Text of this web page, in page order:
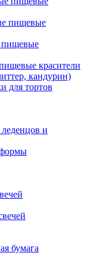
пищевые
пищевые
красители
кандурин)
для тортов
и
бумага